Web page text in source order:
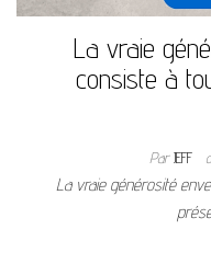
La vraie
consiste à
ParJEFF
La vraie générosité